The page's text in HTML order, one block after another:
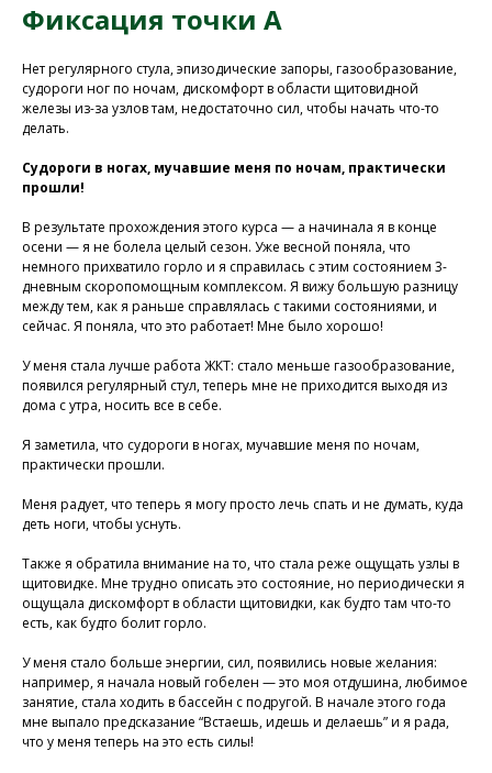
Фиксация точки А
Нет регулярного стула, эпизодические запоры, газообразование,
судороги ног по ночам, дискомфорт в области щитовидной
железы из-за узлов там, недостаточно сил, чтобы начать что-то
делать.
Судороги в ногах, мучавшие меня по ночам, практически
прошли!
В результате прохождения этого курса — а начинала я в конце
осени — я не болела целый сезон. Уже весной поняла, что
немного прихватило горло и я справилась с этим состоянием 3-
дневным скоропомощным комплексом. Я вижу большую разницу
между тем, как я раньше справлялась с такими состояниями, и
сейчас. Я поняла, что это работает! Мне было хорошо!
У меня стала лучше работа ЖКТ: стало меньше газообразование,
появился регулярный стул, теперь мне не приходится выходя из
дома с утра, носить все в себе.
Я заметила, что судороги в ногах, мучавшие меня по ночам,
практически прошли.
Меня радует, что теперь я могу просто лечь спать и не думать, куда
деть ноги, чтобы уснуть.
Также я обратила внимание на то, что стала реже ощущать узлы в
щитовидке. Мне трудно описать это состояние, но периодически я
ощущала дискомфорт в области щитовидки, как будто там что-то
есть, как будто болит горло.
У меня стало больше энергии, сил, появились новые желания:
например, я начала новый гобелен — это моя отдушина, любимое
занятие, стала ходить в бассейн с подругой. В начале этого года
мне выпало предсказание “Встаешь, идешь и делаешь” и я рада,
что у меня теперь на это есть силы!
Присоединяйтесь к
восстановить здоровье
без лекарств и походов в
поликлинику